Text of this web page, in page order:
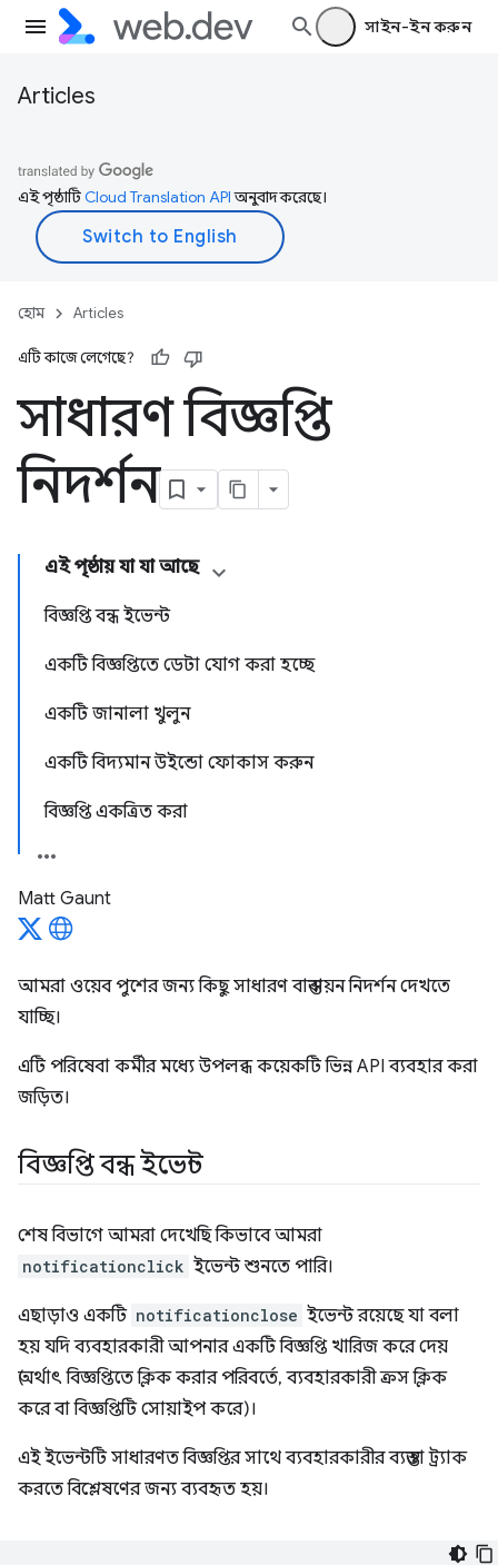
সাইন-ইন করুন
Articles
এই পৃষ্ঠাটিCloud Translation APIঅনুবাদ করেছে।
হোম Articles
এটি কাজে লেগেছে?
সাধারণ বিজ্ঞপ্তি
নিদর্শন
এই পৃষ্ঠায় যা যা আছে
বিজ্ঞপ্তি বন্ধ ইভেন্ট
একটি বিজ্ঞপ্তিতে ডেটা যোগ করা হচ্ছে
একটি জানালা খুলুন
একটি বিদ্যমান উইন্ডো ফোকাস করুন
বিজ্ঞপ্তি একত্রিত করা
Matt Gaunt
আমরা ওয়েব পুশের জন্য কিছু সাধারণ বাস্তবায়ন নিদর্শন দেখতে
যাচ্ছি।
এটি পরিষেবা কর্মীর মধ্যে উপলব্ধ কয়েকটি ভিন্ন API ব্যবহার করা
জড়িত।
বিজ্ঞপ্তি বন্ধ ইভেন্ট
শেষ বিভাগে আমরা দেখেছি কিভাবে আমরা
notificationclick ইভেন্ট শুনতে পারি।
এছাড়াও একটি notificationclose ইভেন্ট রয়েছে যা বলা
হয় যদি ব্যবহারকারী আপনার একটি বিজ্ঞপ্তি খারিজ করে দেয়
(অর্থাৎ বিজ্ঞপ্তিতে ক্লিক করার পরিবর্তে, ব্যবহারকারী ক্রস ক্লিক
করে বা বিজ্ঞপ্তিটি সোয়াইপ করে)।
এই ইভেন্টটি সাধারণত বিজ্ঞপ্তির সাথে ব্যবহারকারীর ব্যস্ততা ট্র্যাক
করতে বিশ্লেষণের জন্য ব্যবহৃত হয়।